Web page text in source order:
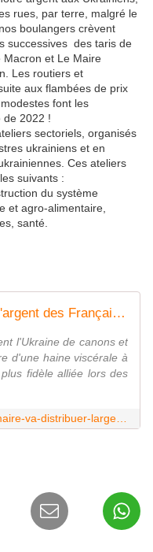
rues, par terre, malgré le
boulangers crèvent
successives des taris de
Macron et Le Maire
Les routiers et
aux flambées de prix
font les
de 2022 !
sectoriels, organisés
ukrainiens et en
Ces ateliers
suivants :
du système
et agro-alimentaire,
santé.
Bruno Le Maire va distribuer l'argent des Français pour aider l'Ukraine
l'Ukraine de canons et
d'une haine viscérale à
fidèle alliée lors des